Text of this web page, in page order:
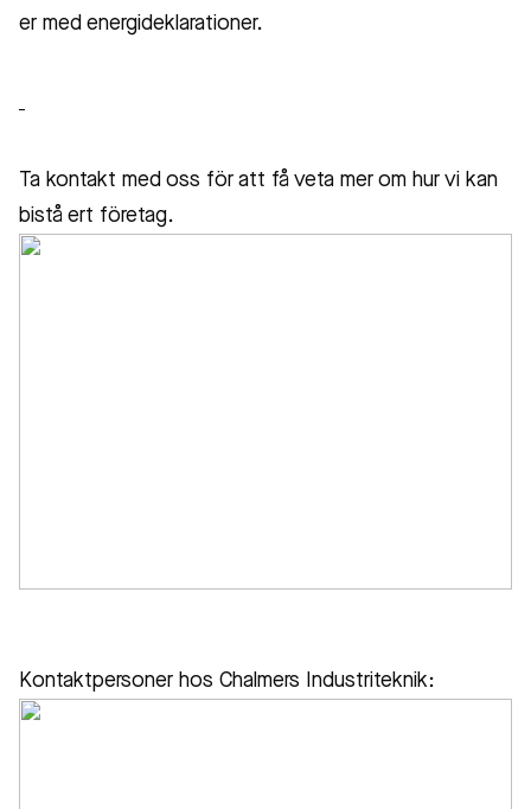
er med energideklarationer.
Ta kontakt med oss för att få veta mer om hur vi kan
bistå ert företag.
Kontaktpersoner hos Chalmers Industriteknik: